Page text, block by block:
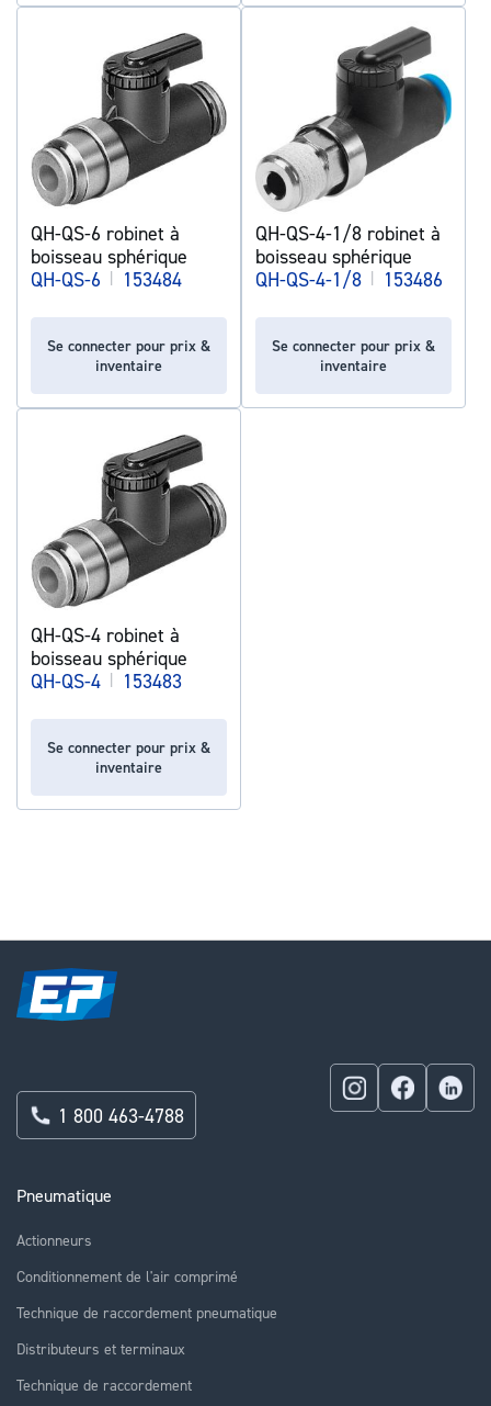
QH-QS-6 robinet à
boisseau sphérique
QH-QS-6 | 153484
Se connecter pour prix &
inventaire
QH-QS-4-1/8 robinet à
boisseau sphérique
QH-QS-4-1/8 | 153486
Se connecter pour prix &
inventaire
QH-QS-4 robinet à
boisseau sphérique
QH-QS-4 | 153483
Se connecter pour prix &
inventaire
Pneumatique
Actionneurs
Conditionnement de l'air comprimé
Technique de raccordement pneumatique
Distributeurs et terminaux
Technique de raccordement
1 800 463-4788